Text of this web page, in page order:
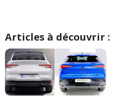
Articles à découvrir :